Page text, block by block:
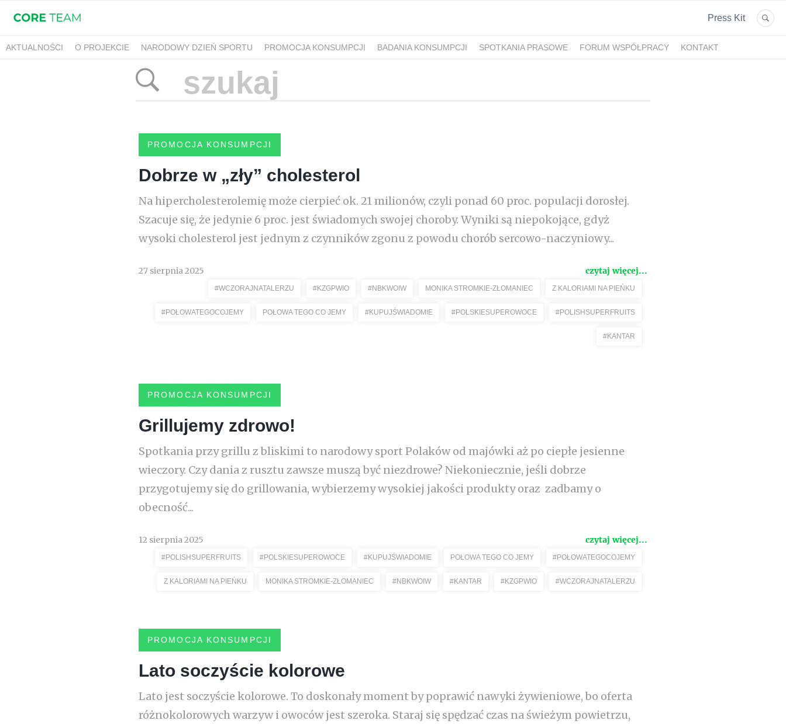
Press Kit
AKTUALNOŚCI O PROJEKCIE NARODOWY DZIEŃ SPORTU PROMOCJA KONSUMPCJI BADANIA KONSUMPCJI SPOTKANIA PRASOWE FORUM WSPÓŁPRACY KONTAKT
PROMOCJA KONSUMPCJI
Dobrze w „zły” cholesterol
Na hipercholesterolemię może cierpieć ok. 21 milionów, czyli ponad 60 proc. populacji dorosłej.
Szacuje się, że jedynie 6 proc. jest świadomych swojej choroby. Wyniki są niepokojące, gdyż
wysoki cholesterol jest jednym z czynników zgonu z powodu chorób sercowo-naczyniowy...
27 sierpnia 2025 czytaj więcej...
#WCZORAJNATALERZU #KZGPWIO #NBKWOIW MONIKA STROMKIE-ZŁOMANIEC Z KALORIAMI NA PIEŃKU
#POŁOWATEGOCOJEMY POŁOWA TEGO CO JEMY #KUPUJŚWIADOMIE #POLSKIESUPEROWOCE #POLISHSUPERFRUITS
#KANTAR
PROMOCJA KONSUMPCJI
Grillujemy zdrowo!
Spotkania przy grillu z bliskimi to narodowy sport Polaków od majówki aż po ciepłe jesienne
wieczory. Czy dania z rusztu zawsze muszą być niezdrowe? Niekoniecznie, jeśli dobrze
przygotujemy się do grillowania, wybierzemy wysokiej jakości produkty oraz zadbamy o
obecność...
12 sierpnia 2025 czytaj więcej...
#POLISHSUPERFRUITS #POLSKIESUPEROWOCE #KUPUJŚWIADOMIE POŁOWA TEGO CO JEMY #POŁOWATEGOCOJEMY
Z KALORIAMI NA PIEŃKU MONIKA STROMKIE-ZŁOMANIEC #NBKWOIW #KANTAR #KZGPWIO #WCZORAJNATALERZU
PROMOCJA KONSUMPCJI
Lato soczyście kolorowe
Lato jest soczyście kolorowe. To doskonały moment by poprawić nawyki żywieniowe, bo oferta
różnokolorowych warzyw i owoców jest szeroka. Staraj się spędzać czas na świeżym powietrzu,